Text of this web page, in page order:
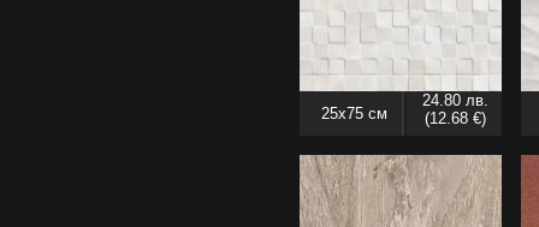
25x75 см
24.80 лв.
(12.68 €)